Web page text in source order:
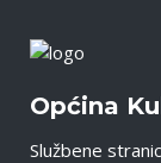
Općina
Službene